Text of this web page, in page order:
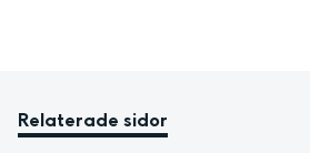
Relaterade sidor